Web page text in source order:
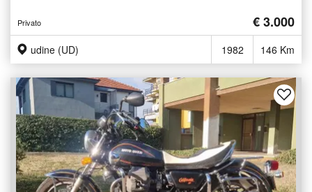
Privato € 3.000
udine (UD) 1982 146 Km